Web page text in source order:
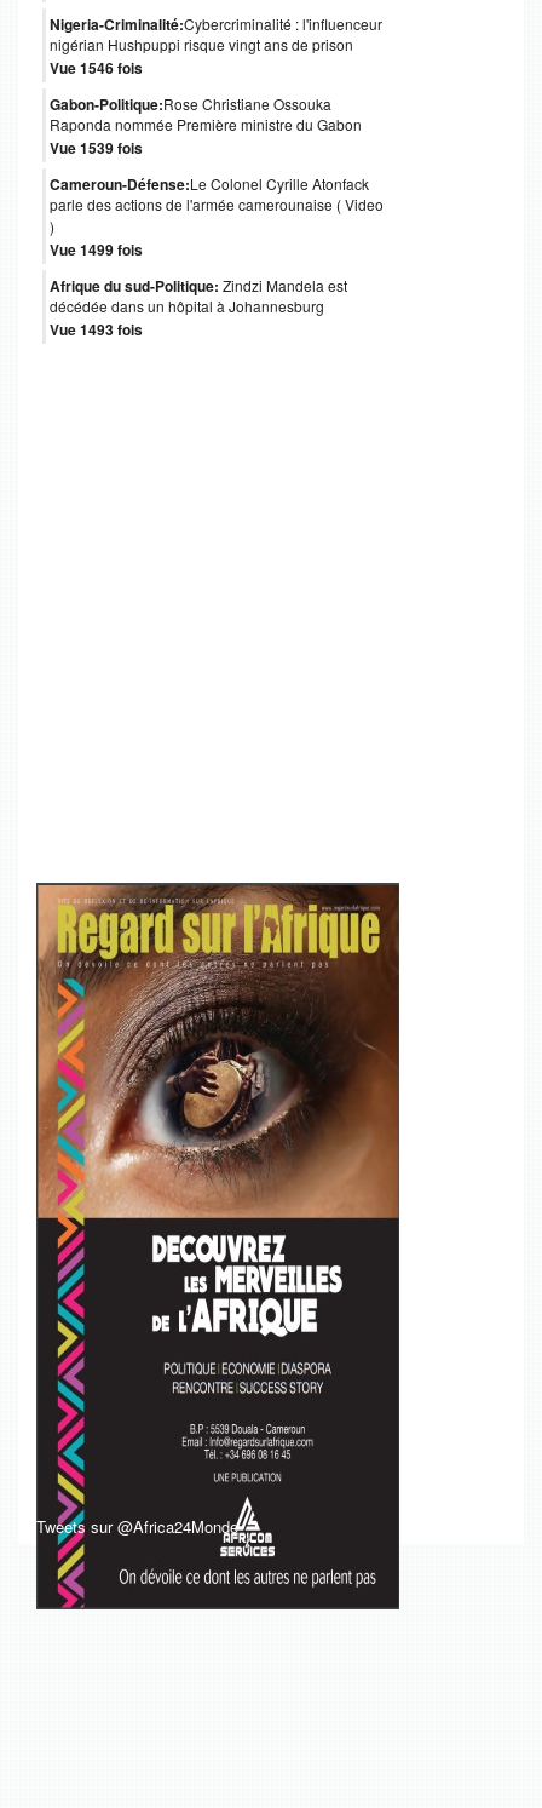
Nigeria-Criminalité:Cybercriminalité : l'influenceur
nigérian Hushpuppi risque vingt ans de prison
Vue 1546 fois
Gabon-Politique:Rose Christiane Ossouka
Raponda nommée Première ministre du Gabon
Vue 1539 fois
Cameroun-Défense:Le Colonel Cyrille Atonfack
parle des actions de l'armée camerounaise ( Video
)
Vue 1499 fois
Afrique du sud-Politique: Zindzi Mandela est
décédée dans un hôpital à Johannesburg
Vue 1493 fois
Tweets sur @Africa24Monde